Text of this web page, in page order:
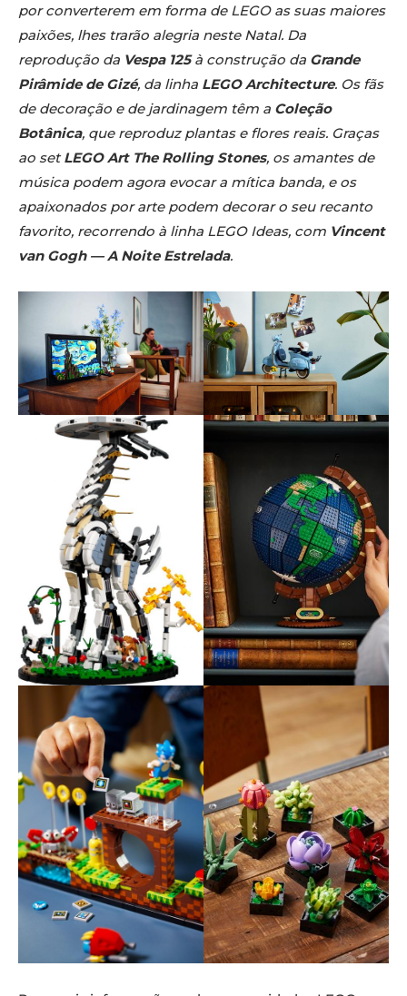
por converterem em forma de LEGO as suas maiores
paixões, lhes trarão alegria neste Natal. Da
reprodução da Vespa 125à construção da Grande
Pirâmide de Gizé, da linha LEGO Architecture. Os fãs
de decoração e de jardinagem têm a Coleção
Botânica, que reproduz plantas e flores reais. Graças
ao setLEGO Art The Rolling Stones, os amantes de
música podem agora evocar a mítica banda, e os
apaixonados por arte podem decorar o seu recanto
favorito, recorrendo à linha LEGO Ideas, com Vincent
van Gogh — A Noite Estrelada.